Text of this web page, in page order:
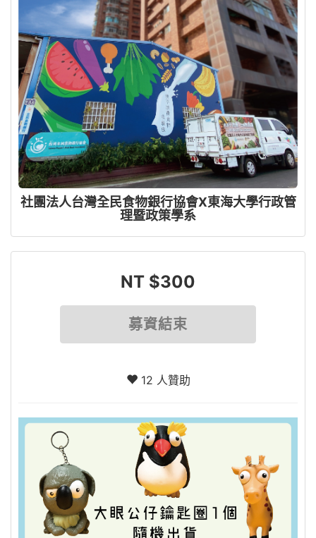
社團法人台灣全民食物銀行協會X東海大學行政管
理暨政策學系
NT $300
募資結束
12 人贊助